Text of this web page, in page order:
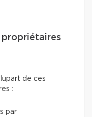
de ces
:
par